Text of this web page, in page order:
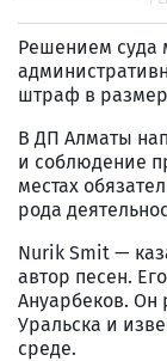
Решением суда
штраф в
В ДП Алматы
и соблюдение
местах
рода
Nurik Smit —
автор песен.
Ануарбеков. Он
Уральска и
среде.